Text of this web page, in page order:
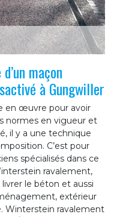
maçon
à Gungwiller
en œuvre pour avoir
normes en vigueur et
il y a une technique
C’est pour
spécialisés dans ce
ravalement,
le béton et aussi
extérieur
Winterstein ravalement